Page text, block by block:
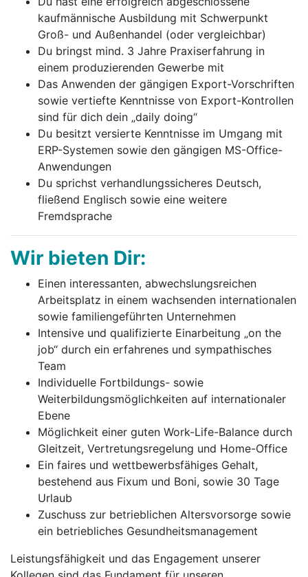
kaufmännische Ausbildung mit Schwerpunkt
Groß- und Außenhandel (oder vergleichbar)
Du bringst mind. 3 Jahre Praxiserfahrung in
einem produzierenden Gewerbe mit
Das Anwenden der gängigen Export-Vorschriften
sowie vertiefte Kenntnisse von Export-Kontrollen
sind für dich dein „daily doing“
Du besitzt versierte Kenntnisse im Umgang mit
ERP-Systemen sowie den gängigen MS-Office-
Anwendungen
Du sprichst verhandlungssicheres Deutsch,
fließend Englisch sowie eine weitere
Fremdsprache
Wir bieten Dir:
Einen interessanten, abwechslungsreichen
Arbeitsplatz in einem wachsenden internationalen
sowie familiengeführten Unternehmen
Intensive und qualifizierte Einarbeitung „on the
job“ durch ein erfahrenes und sympathisches
Team
Individuelle Fortbildungs- sowie
Weiterbildungsmöglichkeiten auf internationaler
Ebene
Möglichkeit einer guten Work-Life-Balance durch
Gleitzeit, Vertretungsregelung und Home-Office
Ein faires und wettbewerbsfähiges Gehalt,
bestehend aus Fixum und Boni, sowie 30 Tage
Urlaub
Zuschuss zur betrieblichen Altersvorsorge sowie
ein betriebliches Gesundheitsmanagement
Leistungsfähigkeit und das Engagement unserer